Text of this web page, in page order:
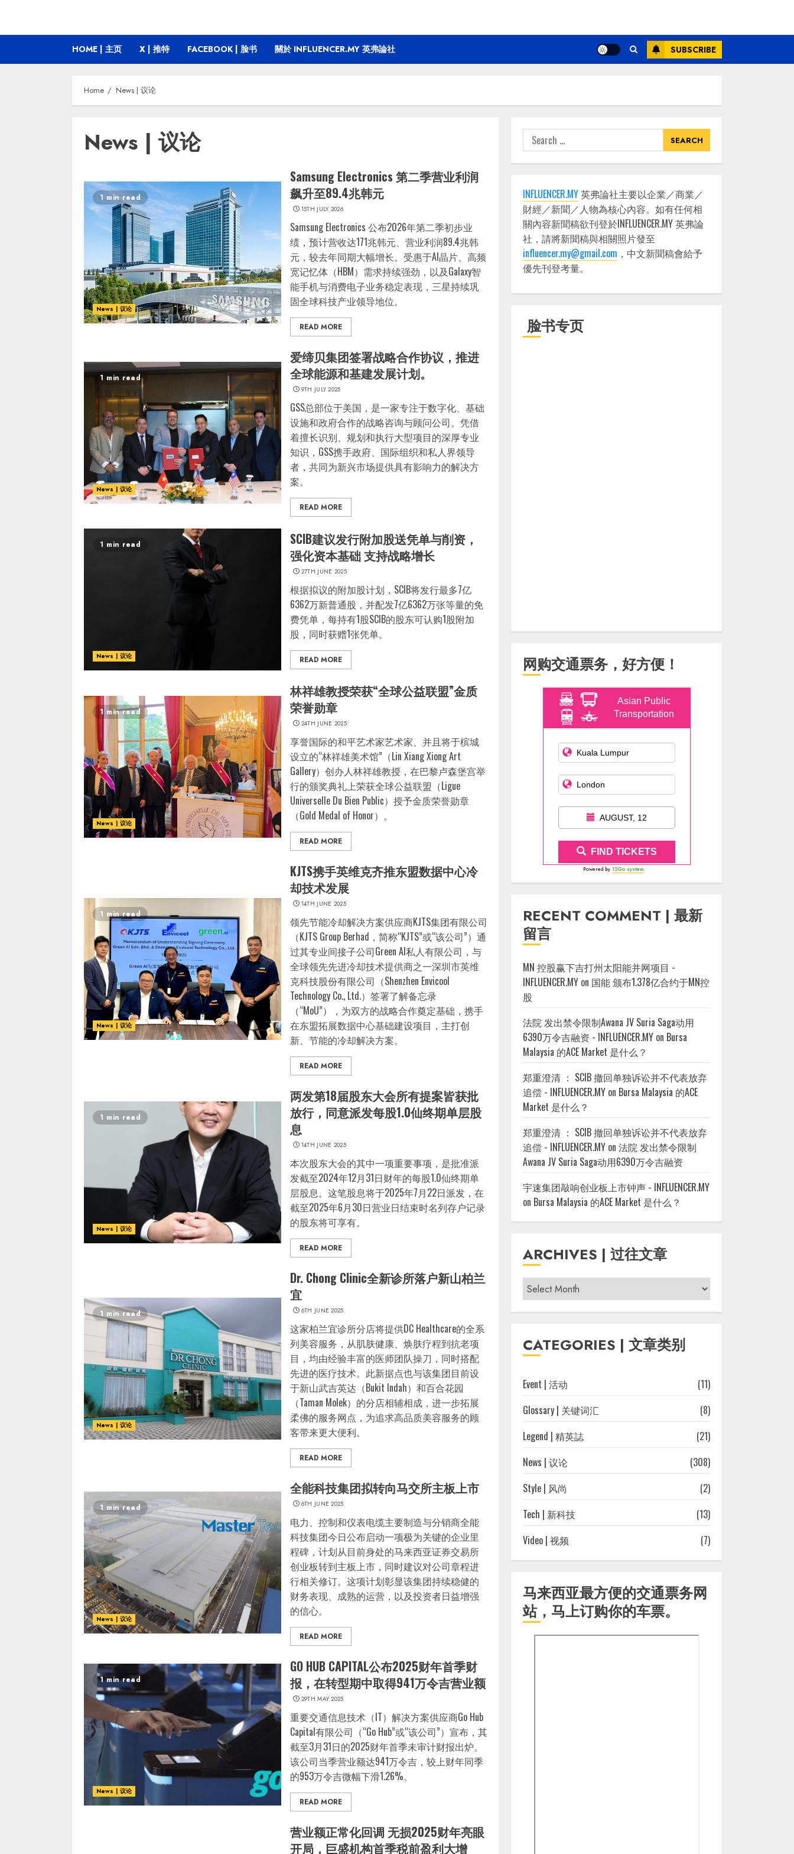
HOME | 主页 X | 推特 FACEBOOK | 脸书 關於 INFLUENCER.MY 英弗論社 SUBSCRIBE
Home News | 议论
News | 议论
1 min read
News | 议论
Samsung Electronics 第二季营业利润
飙升至89.4兆韩元
15TH JULY 2026
Samsung Electronics 公布2026年第二季初步业
绩，预计营收达171兆韩元、营业利润89.4兆韩
元，较去年同期大幅增长。受惠于AI晶片、高频
宽记忆体（HBM）需求持续强劲，以及Galaxy智
能手机与消费电子业务稳定表现，三星持续巩
固全球科技产业领导地位。
READ MORE
1 min read
News | 议论
爱缔贝集团签署战略合作协议，推进
全球能源和基建发展计划。
9TH JULY 2025
GSS总部位于美国，是一家专注于数字化、基础
设施和政府合作的战略咨询与顾问公司。凭借
着擅长识别、规划和执行大型项目的深厚专业
知识，GSS携手政府、国际组织和私人界领导
者，共同为新兴市场提供具有影响力的解决方
案。
READ MORE
1 min read
News | 议论
SCIB建议发行附加股送凭单与削资，
强化资本基础 支持战略增长
27TH JUNE 2025
根据拟议的附加股计划，SCIB将发行最多7亿
6362万新普通股，并配发7亿6362万张等量的免
费凭单，每持有1股SCIB的股东可认购1股附加
股，同时获赠1张凭单。
READ MORE
1 min read
News | 议论
林祥雄教授荣获“全球公益联盟”金质
荣誉勋章
24TH JUNE 2025
享誉国际的和平艺术家艺术家、并且将于槟城
设立的“林祥雄美术馆”（Lin Xiang Xiong Art
Gallery）创办人林祥雄教授，在巴黎卢森堡宫举
行的颁奖典礼上荣获全球公益联盟（Ligue
Universelle Du Bien Public）授予金质荣誉勋章
（Gold Medal of Honor）。
READ MORE
1 min read
News | 议论
KJTS携手英维克齐推东盟数据中心冷
却技术发展
14TH JUNE 2025
领先节能冷却解决方案供应商KJTS集团有限公司
（KJTS Group Berhad，简称“KJTS”或“该公司”）通
过其专业间接子公司Green AI私人有限公司，与
全球领先先进冷却技术提供商之一深圳市英维
克科技股份有限公司（Shenzhen Envicool
Technology Co., Ltd.）签署了解备忘录
（“MoU”），为双方的战略合作奠定基础，携手
在东盟拓展数据中心基础建设项目，主打创
新、节能的冷却解决方案。
READ MORE
1 min read
News | 议论
两发第18届股东大会所有提案皆获批
放行，同意派发每股1.0仙终期单层股
息
14TH JUNE 2025
本次股东大会的其中一项重要事项，是批准派
发截至2024年12月31日财年的每股1.0仙终期单
层股息。这笔股息将于2025年7月22日派发，在
截至2025年6月30日营业日结束时名列存户记录
的股东将可享有。
READ MORE
1 min read
News | 议论
Dr. Chong Clinic全新诊所落户新山柏兰
宜
6TH JUNE 2025
这家柏兰宜诊所分店将提供DC Healthcare的全系
列美容服务，从肌肤健康、焕肤疗程到抗老项
目，均由经验丰富的医师团队操刀，同时搭配
先进的医疗技术。此新据点也与该集团目前设
于新山武吉英达（Bukit Indah）和百合花园
（Taman Molek）的分店相辅相成，进一步拓展
柔佛的服务网点，为追求高品质美容服务的顾
客带来更大便利。
READ MORE
1 min read
News | 议论
全能科技集团拟转向马交所主板上市
6TH JUNE 2025
电力、控制和仪表电缆主要制造与分销商全能
科技集团今日公布启动一项极为关键的企业里
程碑，计划从目前身处的马来西亚证券交易所
创业板转到主板上市，同时建议对公司章程进
行相关修订。这项计划彰显该集团持续稳健的
财务表现、成熟的运营，以及投资者日益增强
的信心。
READ MORE
1 min read
News | 议论
GO HUB CAPITAL公布2025财年首季财
报，在转型期中取得941万令吉营业额
29TH MAY 2025
重要交通信息技术（IT）解决方案供应商Go Hub
Capital有限公司（“Go Hub”或“该公司”）宣布，其
截至3月31日的2025财年首季未审计财报出炉。
该公司当季营业额达941万令吉，较上财年同季
的953万令吉微幅下滑1.26%。
READ MORE
营业额正常化回调 无损2025财年亮眼
开局，巨盛机构首季税前盈利大增
Search
for:
INFLUENCER.MY英弗論社主要以企業／商業／
財經／新聞／人物為核心內容。如有任何相
關內容新聞稿欲刊登於INFLUENCER.MY 英弗論
社，請將新聞稿與相關照片發至
influencer.my@gmail.com ，中文新聞稿會給予
優先刊登考量。
脸书专页
网购交通票务，好方便！
Asian Public
Transportation
AUGUST, 12
FIND TICKETS
Powered by 12Go system
RECENT COMMENT | 最新
留言
MN 控股赢下吉打州太阳能并网项目 -
INFLUENCER.MY on 国能 颁布1.378亿合约于MN控
股
法院 发出禁令限制Awana JV Suria Saga动用
6390万令吉融资 - INFLUENCER.MY on Bursa
Malaysia 的ACE Market 是什么？
郑重澄清 ： SCIB 撤回单独诉讼并不代表放弃
追偿 - INFLUENCER.MY on Bursa Malaysia 的ACE
Market 是什么？
郑重澄清 ： SCIB 撤回单独诉讼并不代表放弃
追偿 - INFLUENCER.MY on法院 发出禁令限制
Awana JV Suria Saga动用6390万令吉融资
宇速集团敲响创业板上市钟声 - INFLUENCER.MY
on Bursa Malaysia 的ACE Market 是什么？
ARCHIVES | 过往文章
Archives
|
过
文
章
CATEGORIES | 文章类别
Event | 活动
(11)
Glossary | 关键词汇
(8)
Legend | 精英誌
(21)
News | 议论
(308)
Style | 风尚
(2)
Tech | 新科技
(13)
Video | 视频
(7)
马来西亚最方便的交通票务网
站，马上订购你的车票。